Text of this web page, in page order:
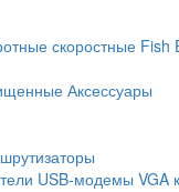
скоростные Fish
Аксессуары
USB-модемы VGA